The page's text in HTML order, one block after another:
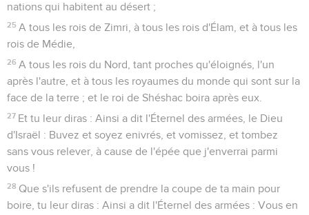
nations qui habitent au désert ;
25 A tous les rois de Zimri, à tous les rois d'Élam, et à tous les
rois de Médie,
26 A tous les rois du Nord, tant proches qu'éloignés, l'un
après l'autre, et à tous les royaumes du monde qui sont sur la
face de la terre ; et le roi de Shéshac boira après eux.
27 Et tu leur diras : Ainsi a dit l'Éternel des armées, le Dieu
d'Israël : Buvez et soyez enivrés, et vomissez, et tombez
sans vous relever, à cause de l'épée que j'enverrai parmi
vous !
28 Que s'ils refusent de prendre la coupe de ta main pour
boire, tu leur diras : Ainsi a dit l'Éternel des armées : Vous en